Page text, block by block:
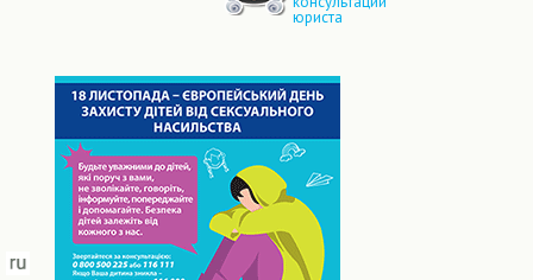
юриста